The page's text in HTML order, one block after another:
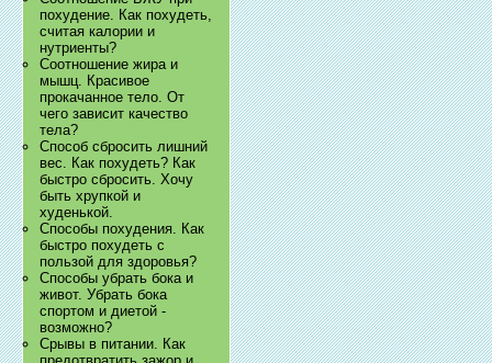
похудение. Как похудеть,
считая калории и
нутриенты?
Соотношение жира и
мышц. Красивое
прокачанное тело. От
чего зависит качество
тела?
Способ сбросить лишний
вес. Как похудеть? Как
быстро сбросить. Хочу
быть хрупкой и
худенькой.
Способы похудения. Как
быстро похудеть с
пользой для здоровья?
Способы убрать бока и
живот. Убрать бока
спортом и диетой -
возможно?
Срывы в питании. Как